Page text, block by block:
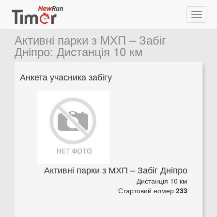
Активні парки з МХП – Забіг
Дніпро: Дистанція 10 км
Анкета учасника забігу
Активні парки з МХП – Забіг Дніпро
Дистанція 10 км
Стартовий номер 233